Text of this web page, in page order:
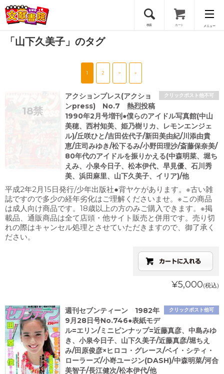
検索 カート メニュー
会員登録
「山下久美子」のタグ
1 2 > »
クリックポスト他不可
アクションプレス(アクショ
ンpress) No.7 熱烈投稿
1990年2月号増刊●僕らのアイドル写真館(中山
美穂、西村知美、姫乃樹リカ、レモンエンジェ
ル)/丘咲ひと/吉田佐代子/新田美由紀/川添由貴
恵/庄司みゆき/松下るみ/小野田理沙/斎藤保奈美/
80年代のアイドルを振りかえる(中森明菜、堀ち
えみ、小泉今日子、松本伊代、早見優、石川秀
美、浜田麻里、山下久美子、イリア)/他
平成2年2月15日発行/少年出版社●背ヤケがあります。※古い雑
誌ですので多少の経年劣化はご理解くださいませ。※この商品
は成人向け商品です。18歳以上の方のみご購入できます。※掲
載品、通販商品は全て店頭・他サイト販売と併用です。売り切
れの際はキャンセル処理とさせていただきますので、御了承く
ださい。
¥5,000(税込)
クリックポスト他可
週刊セブンティーン 1982年
9月28日号No.746●表紙モデ
ル=エリン/ミニピンナップ=近藤真彦、中島みゆ
き、小泉今日子、山下久美子/近藤真彦/堀ちえ
み/田原俊彦×ヒロコ・グレース/ベイ・シティ・
ローラーズ/小嵜ユージン(DASH)/中森明菜/河合
美智子/長江健次/松本伊代/他